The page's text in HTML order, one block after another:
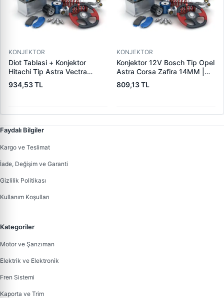
KONJEKTOR
Diot Tablasi + Konjektor
Hitachi Tip Astra Vectra
Combo 1.7 Dti | PARS PRS-
IHR769-IH769 | OEM
934,53 TL
KONJEKTOR
Konjektor 12V Bosch Tip Opel
Astra Corsa Zafira 14MM |
YUNYI 04-024 | OEM
0031541506 1204289
809,13 TL
Faydalı Bilgiler
Kargo ve Teslimat
İade, Değişim ve Garanti
Gizlilik Politikası
Kullanım Koşulları
Kategoriler
Motor ve Şanzıman
Elektrik ve Elektronik
Fren Sistemi
Kaporta ve Trim